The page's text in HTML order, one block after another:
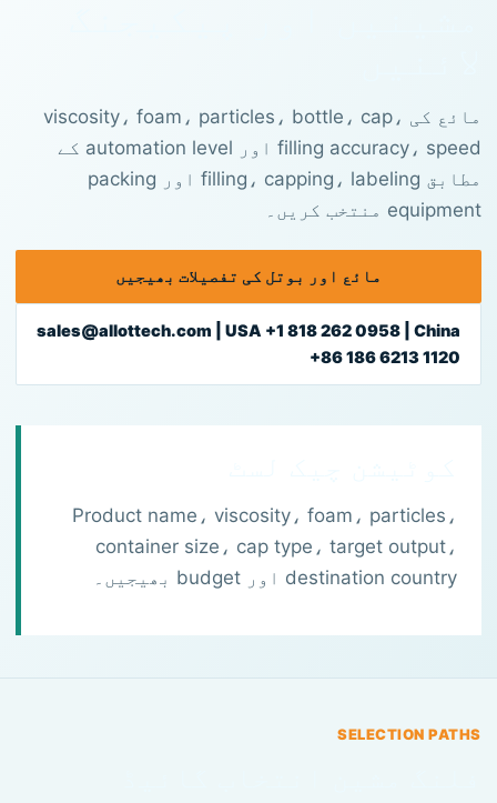
مائع کی viscosity، foam، particles، bottle، cap،
filling accuracy، speed اور automation level کے
مطابق filling، capping، labeling اور packing
equipment منتخب کریں۔
مائع اور بوتل کی تفصیلات بھیجیں
sales@allottech.com | USA +1 818 262 0958 | China
+86 186 6213 1120
Product name، viscosity، foam، particles،
container size، cap type، target output،
destination country اور budget بھیجیں۔
SELECTION PATHS